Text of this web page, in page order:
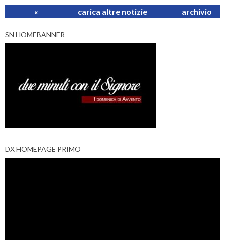
« carica altre notizie archivio
SN HOMEBANNER
DX HOMEPAGE PRIMO